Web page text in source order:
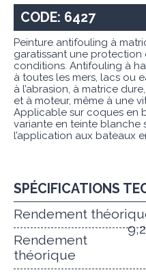
CODE: 6427
Peinture antifouling à
garatissant une
conditions. Antifouling à
à toutes les mers, lacs ou
à l’abrasion, à matrice
et à moteur, même à une
Applicable sur coques en
variante en teinte blanche
l’application aux bateaux
SPÉCIFICATIONS
Rendement
Rendement
théorique